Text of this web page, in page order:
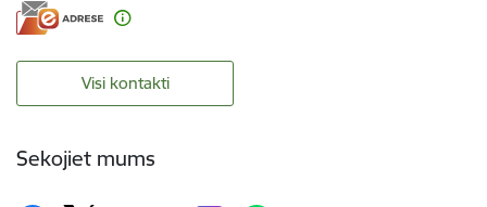
Visi kontakti
Sekojiet mums